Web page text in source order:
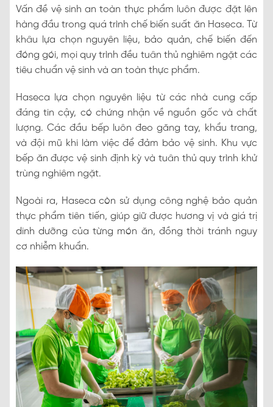
Vấn đề vệ sinh an toàn thực phẩm luôn được đặt lên
hàng đầu trong quá trình chế biến suất ăn Haseca. Từ
khâu lựa chọn nguyên liệu, bảo quản, chế biến đến
đóng gói, mọi quy trình đều tuân thủ nghiêm ngặt các
tiêu chuẩn vệ sinh và an toàn thực phẩm.
Haseca lựa chọn nguyên liệu từ các nhà cung cấp
đáng tin cậy, có chứng nhận về nguồn gốc và chất
lượng. Các đầu bếp luôn đeo găng tay, khẩu trang,
và đội mũ khi làm việc để đảm bảo vệ sinh. Khu vực
bếp ăn được vệ sinh định kỳ và tuân thủ quy trình khử
trùng nghiêm ngặt.
Ngoài ra, Haseca còn sử dụng công nghệ bảo quản
thực phẩm tiên tiến, giúp giữ được hương vị và giá trị
dinh dưỡng của từng món ăn, đồng thời tránh nguy
cơ nhiễm khuẩn.